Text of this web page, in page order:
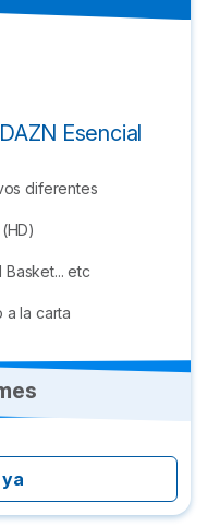
Esencial
diferentes
Basket... etc
a la carta